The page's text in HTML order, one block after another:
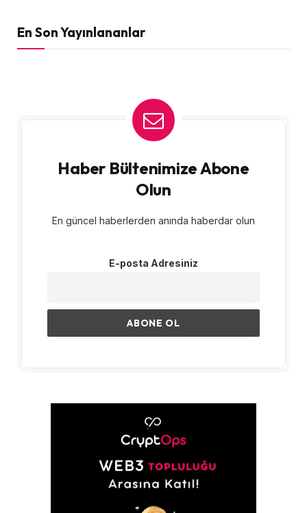
En Son Yayınlananlar
Haber Bültenimize Abone
Olun
En güncel haberlerden anında haberdar olun
E-posta Adresiniz